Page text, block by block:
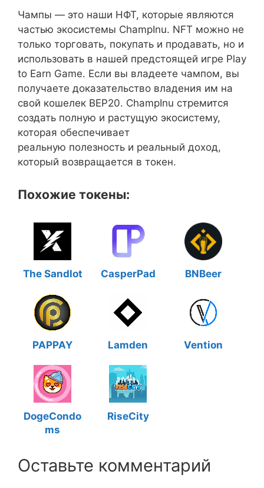
Чампы — это наши НФТ, которые являются
частью экосистемы ChampInu. NFT можно не
только торговать, покупать и продавать, но и
использовать в нашей предстоящей игре Play
to Earn Game. Если вы владеете чампом, вы
получаете доказательство владения им на
свой кошелек BEP20. ChampInu стремится
создать полную и растущую экосистему,
которая обеспечивает
реальную полезность и реальный доход,
который возвращается в токен.
Похожие токены:
The Sandlot CasperPad BNBeer
PAPPAY Lamden Vention
DogeCondo
ms
RiseCity
Оставьте комментарий